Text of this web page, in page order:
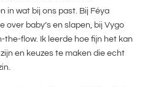
in wat bij ons past. Bij Féya
baby’s en slapen, bij Vygo
the-flow. Ik leerde hoe fijn het kan
en keuzes te maken die echt